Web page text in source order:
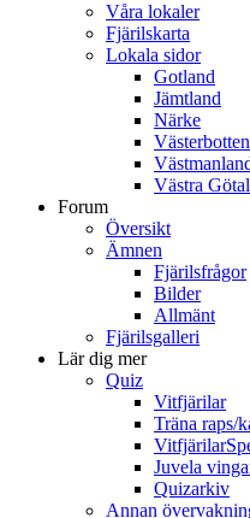
Våra lokaler
Fjärilskarta
Lokala sidor
Gotland
Jämtland
Närke
Västerbotten
Västra
Forum
Översikt
Ämnen
Fjärilsfrågor
Bilder
Allmänt
Fjärilsgalleri
Lär dig mer
Quiz
Vitfjärilar
Träna raps/
Juvela
Quizarkiv
Annan